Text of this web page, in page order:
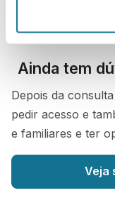
Ainda tem
Depois da
pedir acesso e
e familiares e ter
Veja